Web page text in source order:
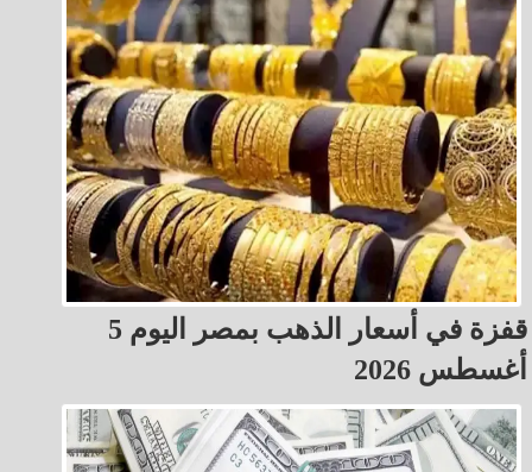
قفزة في أسعار الذهب بمصر اليوم 5
أغسطس 2026